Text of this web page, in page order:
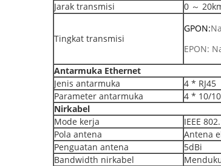
Jarak transmisi
0 ～
Tingkat transmisi
GPON:
EPON:
Antarmuka Ethernet
Jenis antarmuka
4 * RJ45
Parameter antarmuka
4 * 10/
Nirkabel
Mode kerja
IEEE
Pola antena
Antena
Penguatan antena
5dBi
Bandwidth nirkabel